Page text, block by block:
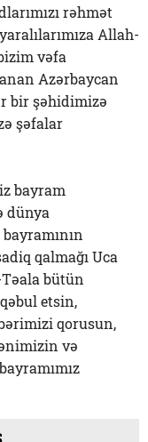
rəhmət
Allah-
vəfa
Azərbaycan
bir şəhidimizə
şəfalar
bayram
dünya
qalmağı Uca
bütün
etsin,
qorusun,
və